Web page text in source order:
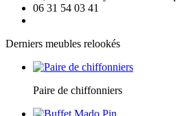
06 31 54 03 41
Derniers meubles relookés
Paire de chiffonniers